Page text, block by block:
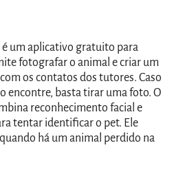
um aplicativo gratuito para
fotografar o animal e criar um
os contatos dos tutores. Caso
encontre, basta tirar uma foto. O
reconhecimento facial e
tentar identificar o pet. Ele
há um animal perdido na